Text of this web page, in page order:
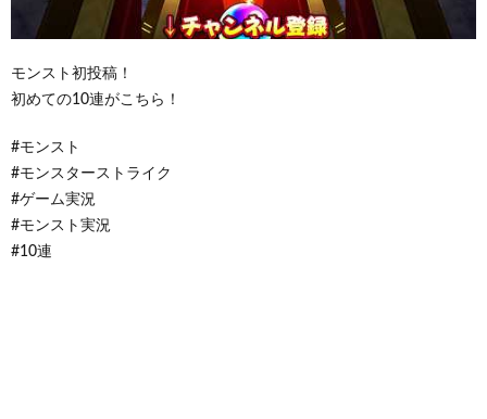
モンスト初投稿！
初めての10連がこちら！
#モンスト
#モンスターストライク
#ゲーム実況
#モンスト実況
#10連